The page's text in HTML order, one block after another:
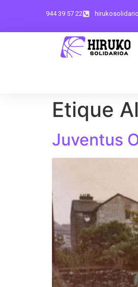
944 39 57 22
Etique
Juventus